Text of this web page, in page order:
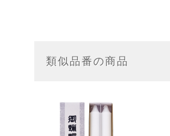
類似品番の商品